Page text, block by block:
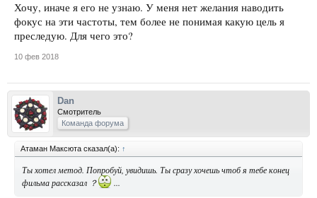
Хочу, иначе я его не узнаю. У меня нет желания наводить
фокус на эти частоты, тем более не понимая какую цель я
преследую. Для чего это?
10 фев 2018
Dan
Смотритель
Команда форума
Атаман Максюта сказал(а): ↑
Ты хотел метод. Попробуй, увидишь. Ты сразу хочешь чтоб я тебе конец
фильма рассказал ？
...